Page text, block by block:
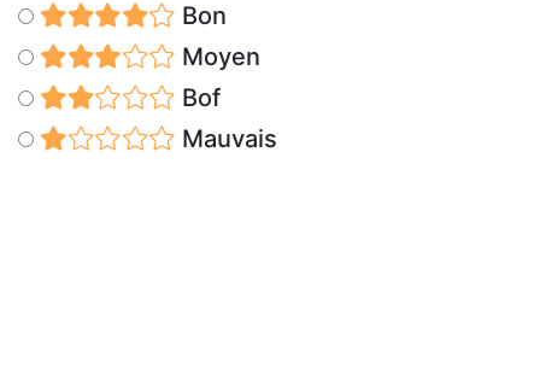
Bon
Moyen
Bof
Mauvais